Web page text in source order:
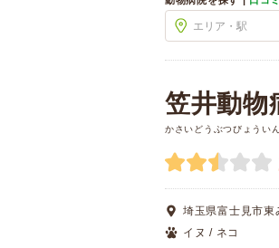
笠井動物
かさいどうぶつびょういん
埼玉県富士見市
イヌ / ネコ